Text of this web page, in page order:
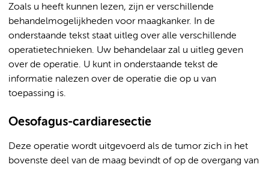
Zoals u heeft kunnen lezen, zijn er verschillende
behandelmogelijkheden voor maagkanker. In de
onderstaande tekst staat uitleg over alle verschillende
operatietechnieken. Uw behandelaar zal u uitleg geven
over de operatie. U kunt in onderstaande tekst de
informatie nalezen over de operatie die op u van
toepassing is.
Oesofagus-cardiaresectie
Deze operatie wordt uitgevoerd als de tumor zich in het
bovenste deel van de maag bevindt of op de overgang van